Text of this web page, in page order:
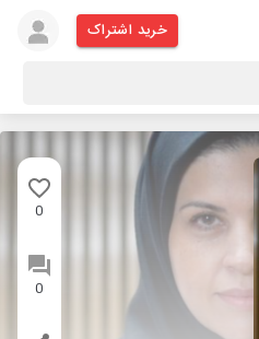
خرید اشتراک
0
0